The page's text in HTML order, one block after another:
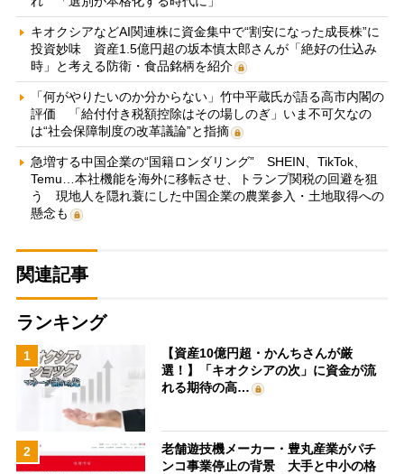
キオクシアなどAI関連株に資金集中で“割安になった成長株”に
投資妙味 資産1.5億円超の坂本慎太郎さんが「絶好の仕込み
時」と考える防衛・食品銘柄を紹介
「何がやりたいのか分からない」竹中平蔵氏が語る高市内閣の
評価 「給付付き税額控除はその場しのぎ」いま不可欠なの
は“社会保障制度の改革議論”と指摘
急増する中国企業の“国籍ロンダリング” SHEIN、TikTok、
Temu…本社機能を海外に移転させ、トランプ関税の回避を狙
う 現地人を隠れ蓑にした中国企業の農業参入・土地取得への
懸念も
関連記事
ランキング
1
【資産10億円超・かんちさんが厳
選！】「キオクシアの次」に資金が流
れる期待の高…
2
老舗遊技機メーカー・豊丸産業がパチ
ンコ事業停止の背景 大手と中小の格